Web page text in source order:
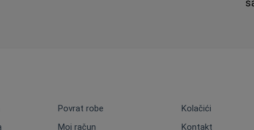
Povrat robe
Moj račun
Kolačići
Kontakt